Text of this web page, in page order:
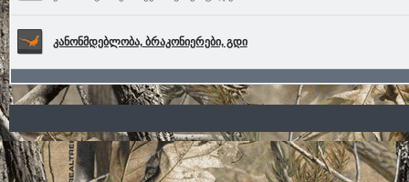
კანონმდებლობა, ბრაკონიერები, გდი